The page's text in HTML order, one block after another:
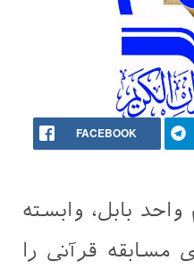
FACEBOOK
بابل، وابسته
قرآنی را